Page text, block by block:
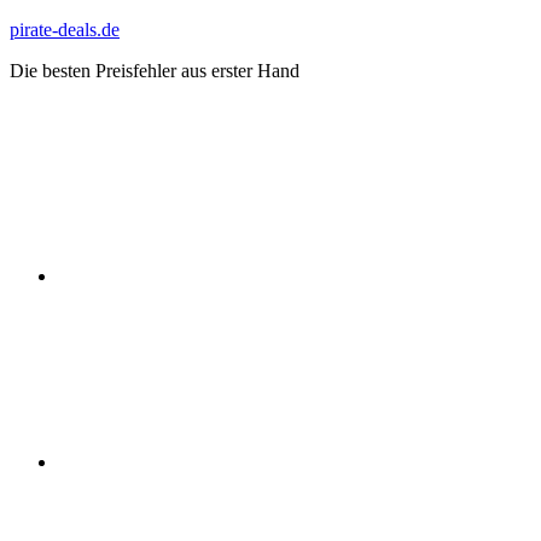
Zum
springen
pirate-deals.de
Die besten Preisfehler aus erster Hand